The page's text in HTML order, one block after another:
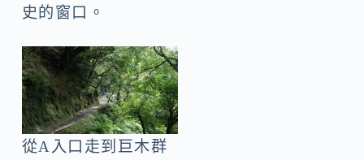
史的窗口。
從A入口走到巨木群